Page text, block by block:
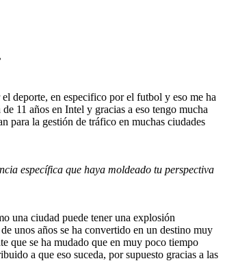
deporte, en especifico por el futbol y eso me ha
11 años en Intel y gracias a eso tengo mucha
para la gestión de tráfico en muchas ciudades
específica que haya moldeado tu perspectiva
una ciudad puede tener una explosión
unos años se ha convertido en un destino muy
que se ha mudado que en muy poco tiempo
a que eso suceda, por supuesto gracias a las